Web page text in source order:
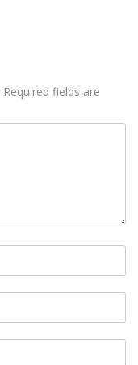
Required fields are